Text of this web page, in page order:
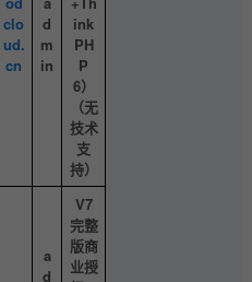
clo
ud.
cn
d
m
in
ink
PH
P
6）
（无
技术
支
持）
a
d
V7
完整
版商
业授